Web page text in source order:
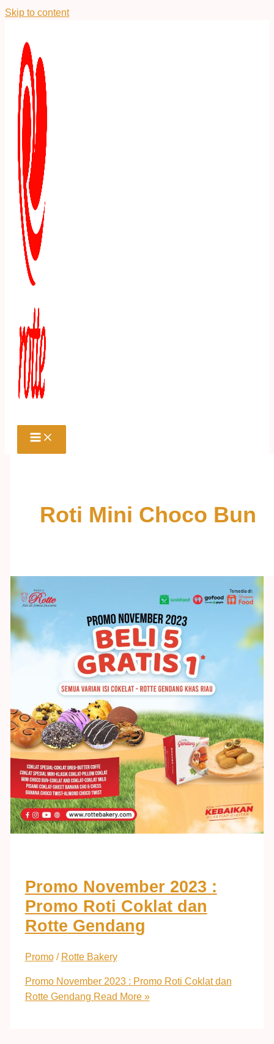
Skip to content
Roti Mini Choco Bun
Promo November 2023 :
Promo Roti Coklat dan
Rotte Gendang
Promo/ Rotte Bakery
Promo November 2023 : Promo Roti Coklat dan
Rotte Gendang Read More »